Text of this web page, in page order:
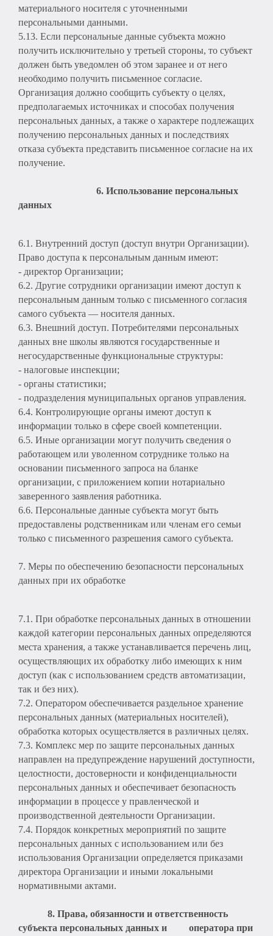
материального носителя с уточненными
персональными данными.
5.13. Если персональные данные субъекта можно
получить исключительно у третьей стороны, то субъект
должен быть уведомлен об этом заранее и от него
необходимо получить письменное согласие.
Организация должно сообщить субъекту о целях,
предполагаемых источниках и способах получения
персональных данных, а также о характере подлежащих
получению персональных данных и последствиях
отказа субъекта представить письменное согласие на их
получение.
6. Использование персональных
данных
6.1. Внутренний доступ (доступ внутри Организации).
Право доступа к персональным данным имеют:
- директор Организации;
6.2. Другие сотрудники организации имеют доступ к
персональным данным только с письменного согласия
самого субъекта — носителя данных.
6.3. Внешний доступ. Потребителями персональных
данных вне школы являются государственные и
негосударственные функциональные структуры:
- налоговые инспекции;
- органы статистики;
- подразделения муниципальных органов управления.
6.4. Контролирующие органы имеют доступ к
информации только в сфере своей компетенции.
6.5. Иные организации могут получить сведения о
работающем или уволенном сотруднике только на
основании письменного запроса на бланке
организации, с приложением копии нотариально
заверенного заявления работника.
6.6. Персональные данные субъекта могут быть
предоставлены родственникам или членам его семьи
только с письменного разрешения самого субъекта.
7. Меры по обеспечению безопасности персональных
данных при их обработке
7.1. При обработке персональных данных в отношении
каждой категории персональных данных определяются
места хранения, а также устанавливается перечень лиц,
осуществляющих их обработку либо имеющих к ним
доступ (как с использованием средств автоматизации,
так и без них).
7.2. Оператором обеспечивается раздельное хранение
персональных данных (материальных носителей),
обработка которых осуществляется в различных целях.
7.3. Комплекс мер по защите персональных данных
направлен на предупреждение нарушений доступности,
целостности, достоверности и конфиденциальности
персональных данных и обеспечивает безопасность
информации в процессе у правленческой и
производственной деятельности Организации.
7.4. Порядок конкретных мероприятий по защите
персональных данных с использованием или без
использования Организации определяется приказами
директора Организации и иными локальными
нормативными актами.
8. Права, обязанности и ответственность
субъекта персональных данных и оператора при